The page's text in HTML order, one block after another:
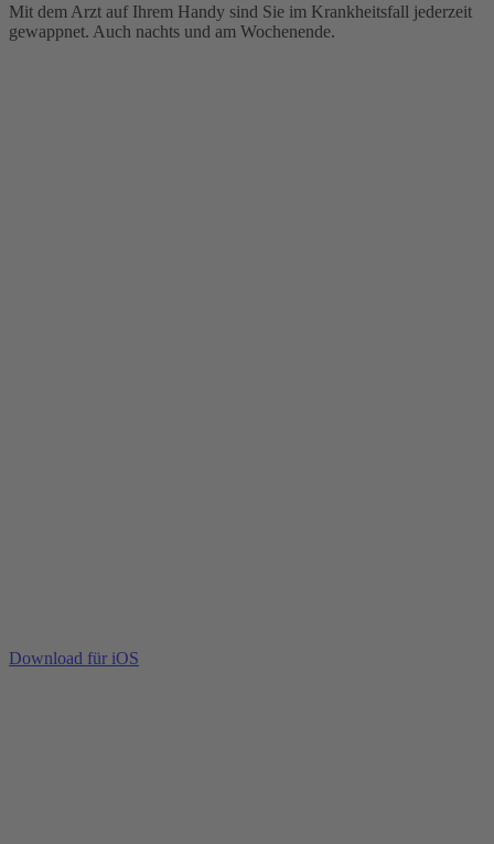
Mit dem Arzt auf Ihrem Handy sind Sie im Krankheitsfall jederzeit
gewappnet. Auch nachts und am Wochenende.
Download für iOS